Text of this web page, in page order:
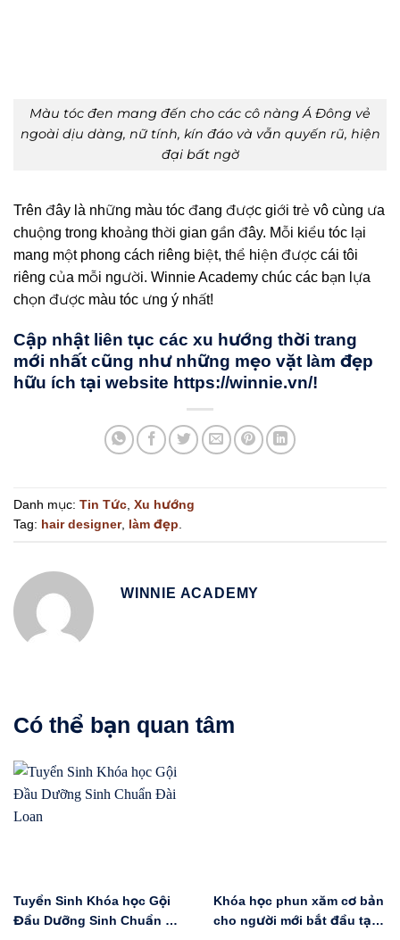
Màu tóc đen mang đến cho các cô nàng Á Đông vẻ
ngoài dịu dàng, nữ tính, kín đáo và vẫn quyến rũ, hiện
đại bất ngờ
Trên đây là những màu tóc đang được giới trẻ vô cùng ưa
chuộng trong khoảng thời gian gần đây. Mỗi kiểu tóc lại
mang một phong cách riêng biệt, thể hiện được cái tôi
riêng của mỗi người. Winnie Academy chúc các bạn lựa
chọn được màu tóc ưng ý nhất!
Cập nhật liên tục các xu hướng thời trang
mới nhất cũng như những mẹo vặt làm đẹp
hữu ích tại website https://winnie.vn/!
Danh mục: Tin Tức Xu hướng
Tag: hair designer, làm đẹp
WINNIE ACADEMY
Có thể bạn quan tâm
Tuyển Sinh Khóa học Gội
Đầu Dưỡng Sinh Chuẩn Đài
Khóa học phun xăm cơ bản
cho người mới bắt đầu tại